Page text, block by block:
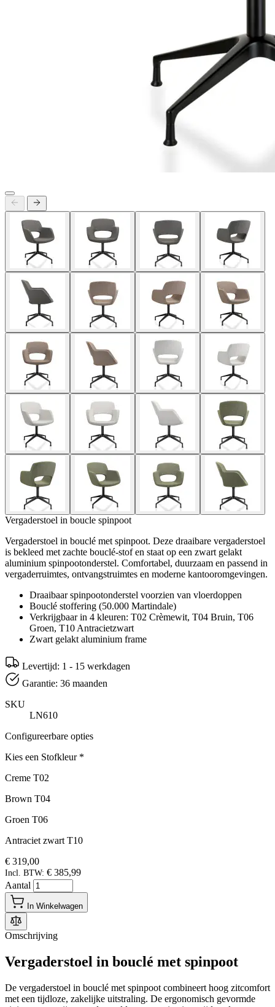
Vergaderstoel in boucle spinpoot
Vergaderstoel in bouclé met spinpoot. Deze draaibare vergaderstoel
is bekleed met zachte bouclé-stof en staat op een zwart gelakt
aluminium spinpootonderstel. Comfortabel, duurzaam en passend in
vergaderruimtes, ontvangstruimtes en moderne kantooromgevingen.
Draaibaar spinpootonderstel voorzien van vloerdoppen
Bouclé stoffering (50.000 Martindale)
Verkrijgbaar in 4 kleuren: T02 Crèmewit, T04 Bruin, T06
Groen, T10 Antracietzwart
Zwart gelakt aluminium frame
Levertijd: 1 - 15 werkdagen
Garantie: 36 maanden
SKU
LN610
Configureerbare opties
Kies een Stofkleur *
Creme T02
Brown T04
Groen T06
Antraciet zwart T10
€ 319,00
Incl. BTW: € 385,99
Aantal
In Winkelwagen
Omschrijving
Vergaderstoel in bouclé met spinpoot
De vergaderstoel in bouclé met spinpoot combineert hoog zitcomfort
met een tijdloze, zakelijke uitstraling. De ergonomisch gevormde